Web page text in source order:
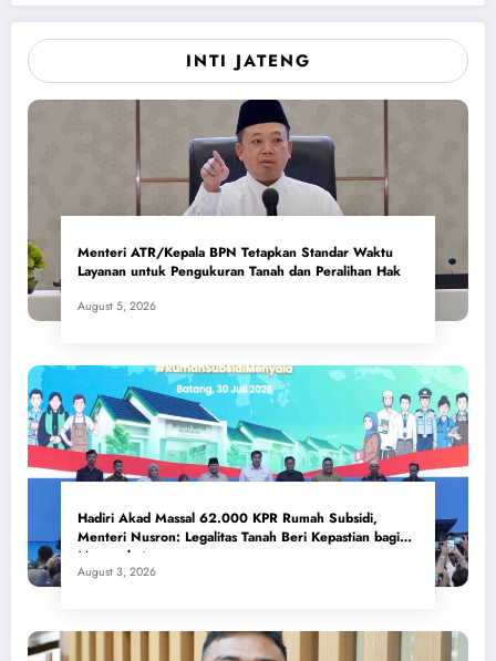
INTI JATENG
Menteri ATR/Kepala BPN Tetapkan Standar Waktu
Layanan untuk Pengukuran Tanah dan Peralihan Hak
August 5, 2026
Hadiri Akad Massal 62.000 KPR Rumah Subsidi,
Menteri Nusron: Legalitas Tanah Beri Kepastian bagi
Masyarakat
August 3, 2026